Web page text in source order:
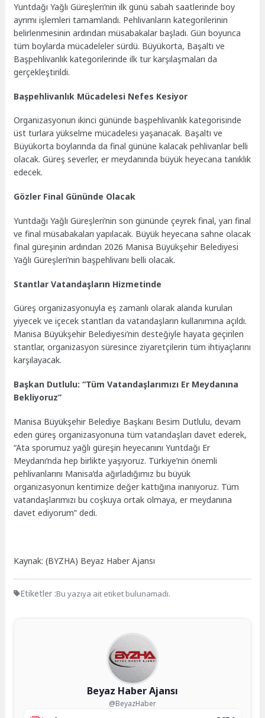
Yuntdağı Yağlı Güreşleri’nin ilk günü sabah saatlerinde boy
ayrımı işlemleri tamamlandı. Pehlivanların kategorilerinin
belirlenmesinin ardından müsabakalar başladı. Gün boyunca
tüm boylarda mücadeleler sürdü. Büyükorta, Başaltı ve
Başpehlivanlık kategorilerinde ilk tur karşılaşmaları da
gerçekleştirildi.
Başpehlivanlık Mücadelesi Nefes Kesiyor
Organizasyonun ikinci gününde başpehlivanlık kategorisinde
üst turlara yükselme mücadelesi yaşanacak. Başaltı ve
Büyükorta boylarında da final gününe kalacak pehlivanlar belli
olacak. Güreş severler, er meydanında büyük heyecana tanıklık
edecek.
Gözler Final Gününde Olacak
Yuntdağı Yağlı Güreşleri’nin son gününde çeyrek final, yarı final
ve final müsabakaları yapılacak. Büyük heyecana sahne olacak
final güreşinin ardından 2026 Manisa Büyükşehir Belediyesi
Yağlı Güreşleri’nin başpehlivanı belli olacak.
Stantlar Vatandaşların Hizmetinde
Güreş organizasyonuyla eş zamanlı olarak alanda kurulan
yiyecek ve içecek stantları da vatandaşların kullanımına açıldı.
Manisa Büyükşehir Belediyesi’nin desteğiyle hayata geçirilen
stantlar, organizasyon süresince ziyaretçilerin tüm ihtiyaçlarını
karşılayacak.
Başkan Dutlulu: “Tüm Vatandaşlarımızı Er Meydanına
Bekliyoruz”
Manisa Büyükşehir Belediye Başkanı Besim Dutlulu, devam
eden güreş organizasyonuna tüm vatandaşları davet ederek,
“Ata sporumuz yağlı güreşin heyecanını Yuntdağı Er
Meydanı’nda hep birlikte yaşıyoruz. Türkiye’nin önemli
pehlivanlarını Manisa’da ağırladığımız bu büyük
organizasyonun kentimize değer kattığına inanıyoruz. Tüm
vatandaşlarımızı bu coşkuya ortak olmaya, er meydanına
davet ediyorum” dedi.
Kaynak: (BYZHA) Beyaz Haber Ajansı
Etiketler :Bu yazıya ait etiket bulunamadı.
Beyaz Haber Ajansı
@BeyazHaber